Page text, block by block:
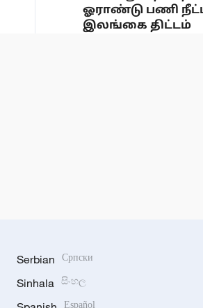
ஓராண்டு பணி
இலங்கை திட்டம்
Serbian Српски
Sinhala සිංහල
Español